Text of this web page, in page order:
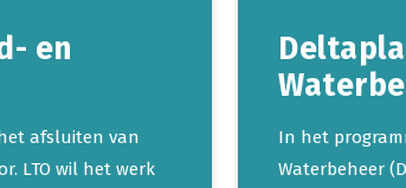
en
afsluiten van
LTO wil het werk
In het
Waterbeheer